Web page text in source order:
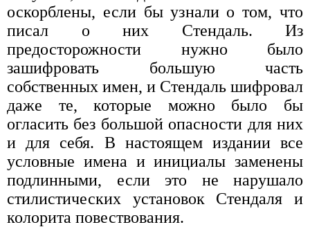
оскорблены, если бы узнали о том, что
писал о них Стендаль. Из
предосторожности нужно было
зашифровать большую часть
собственных имен, и Стендаль шифровал
даже те, которые можно было бы
огласить без большой опасности для них
и для себя. В настоящем издании все
условные имена и инициалы заменены
подлинными, если это не нарушало
стилистических установок Стендаля и
колорита повествования.